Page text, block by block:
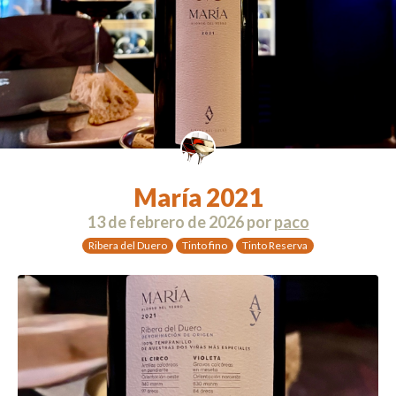
María 2021
13 de febrero de 2026porpaco
Ribera del Duero Tinto fino Tinto Reserva